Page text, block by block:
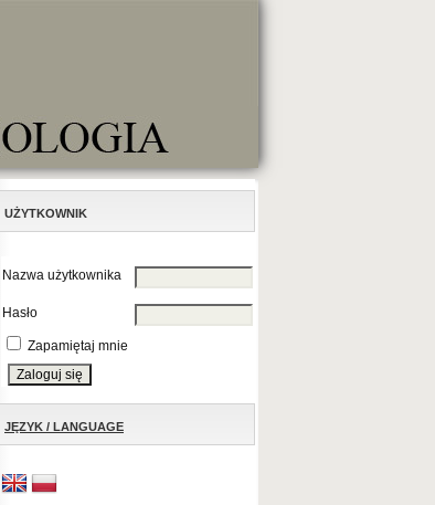
UŻYTKOWNIK
Nazwa użytkownika
Hasło
Zapamiętaj mnie
JĘZYK / LANGUAGE